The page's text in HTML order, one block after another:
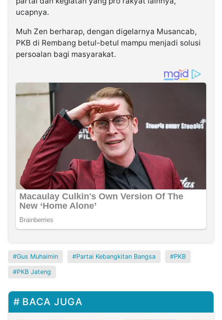
ucapnya.
Muh Zen berharap, dengan digelarnya Musancab,
PKB di Rembang betul-betul mampu menjadi solusi
persoalan bagi masyarakat.
Gus Muhaimin Partai Kebangkitan Bangsa PKB
PKB Jateng
BACA JUGA